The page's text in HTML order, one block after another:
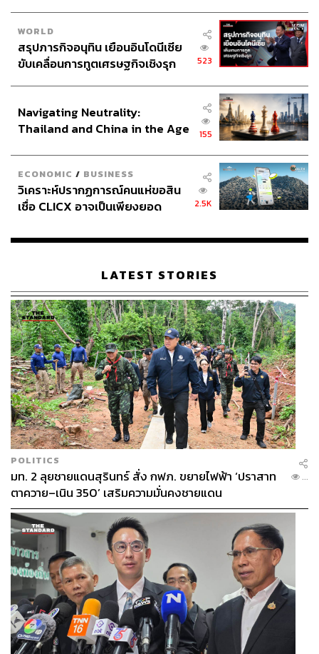
WORLD
สรุปภารกิจอนุทิน เยือนอินโดนีเซีย
ขับเคลื่อนการทูตเศรษฐกิจเชิงรุก
523
Navigating Neutrality:
Thailand and China in the Age
155
ECONOMIC / BUSINESS
วิเคราะห์ปรากฏการณ์คนแห่ขอสิน
เชื่อ CLICX อาจเป็นเพียงยอด
เรือนไทยที่ถูกซุกไว้
2.5K
LATEST STORIES
POLITICS
มท. 2 ลุยชายแดนสุรินทร์ สั่ง กฟภ. ขยายไฟฟ้า ‘ปราสาท
ตาควาย–เนิน 350’ เสริมความมั่นคงชายแดน
...